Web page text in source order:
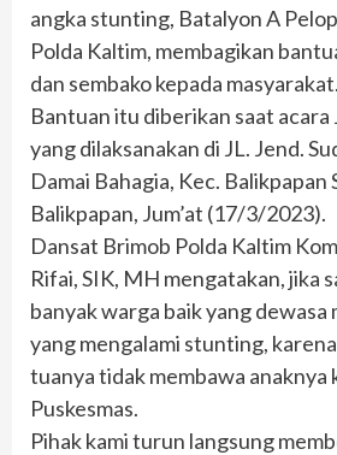
angka stunting, Batalyon A
Polda Kaltim, membagikan
dan sembako kepada masyarakat.
Bantuan itu diberikan saat acara
yang dilaksanakan di JL. Jend.
Damai Bahagia, Kec. Balikpapan
Balikpapan, Jum’at (17/3/2023).
Dansat Brimob Polda Kaltim
Rifai, SIK, MH mengatakan, jika
banyak warga baik yang dewasa
yang mengalami stunting,
tuanya tidak membawa anaknya
Puskesmas.
Pihak kami turun langsung